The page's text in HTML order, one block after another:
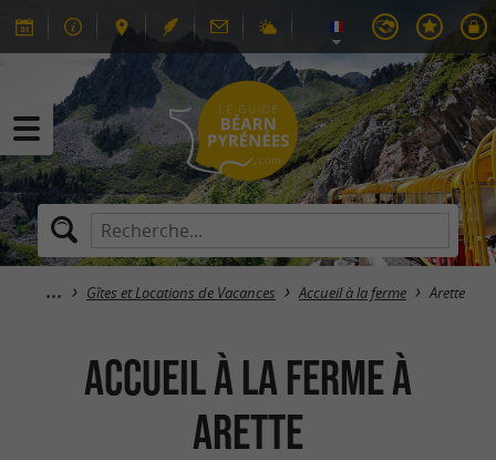
Gîtes et Locations de Vacances Accueil à la ferme Arette
Accueil à la ferme à
Arette